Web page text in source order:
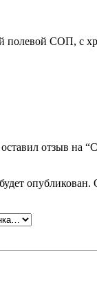
полевой СОП, с
отзыв на
опубликован.